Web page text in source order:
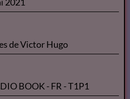
2021
de Victor Hugo
BOOK - FR - T1P1